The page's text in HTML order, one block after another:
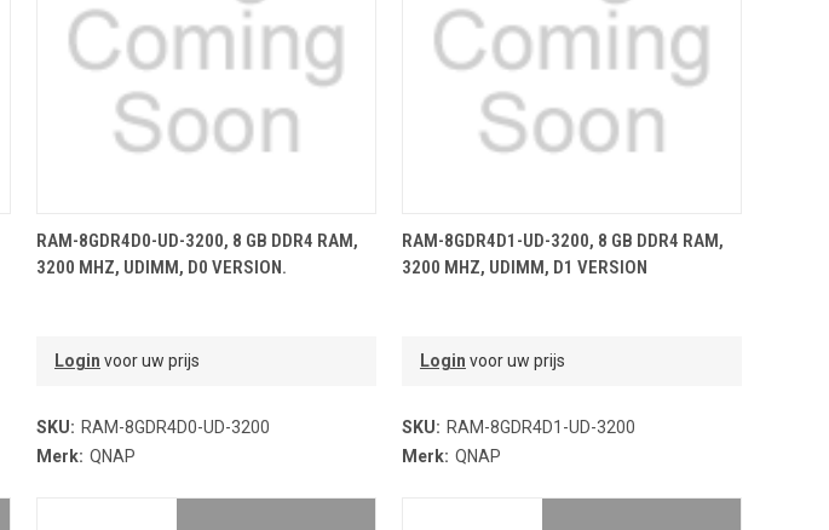
TOEVOEGEN AAN WINKELMANDJE
RAM-8GDR4D0-UD-3200, 8 GB DDR4 RAM,
3200 MHZ, UDIMM, D0 VERSION.
Login voor uw prijs
SKU: RAM-8GDR4D0-UD-3200
Merk: QNAP
TOEVOEGEN AAN WINKELMANDJE
RAM-8GDR4D1-UD-3200, 8 GB DDR4 RAM,
3200 MHZ, UDIMM, D1 VERSION
Login voor uw prijs
SKU: RAM-8GDR4D1-UD-3200
Merk: QNAP